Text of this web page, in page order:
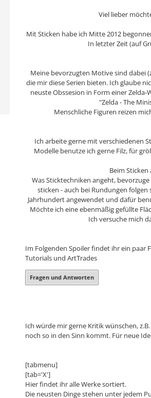
Viel lieber
Mit Sticken habe ich Mitte 2012
In letzter Zeit (auf
Meine bevorzugten Motive sind dabei
die mir diese Serien bieten. Ich glaube
neuste Obssesion in Form einer
"Zelda - The
Menschliche Figuren reizen
Ich arbeite gerne mit verschiedenen
Modelle benutze ich gerne Filz, für
Beim
Was Sticktechniken angeht,
sticken - auch bei Rundungen
Jahrhundert angewendet und dafür
Möchte ich eine ebenmäßig gefüllte
Ich versuche mich
Im Folgenden Spoiler findet ihr ein paar
Tutorials und ArtTrades
Fragen und Antworten
Ich würde mir gerne Kritik wünschen,
noch so in den Sinn kommt. Für neue
[tabmenu]
[tab='X']
Hier findet ihr alle Werke sortiert.
Die neusten Dinge stehen unter jedem